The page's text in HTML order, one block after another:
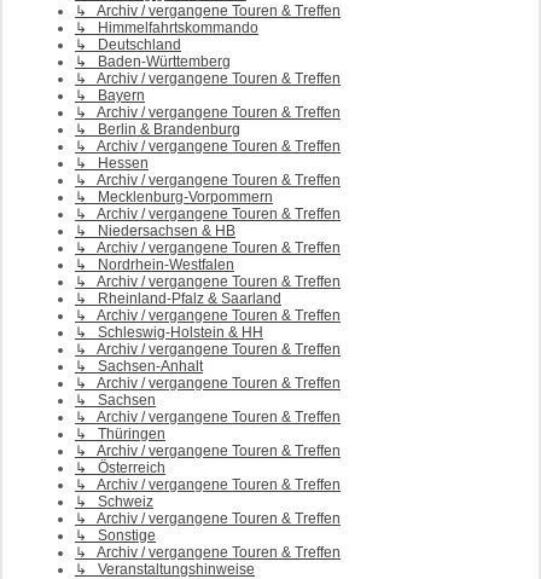
↳ Archiv / vergangene Touren & Treffen
↳ Himmelfahrtskommando
↳ Deutschland
↳ Baden-Württemberg
↳ Archiv / vergangene Touren & Treffen
↳ Bayern
↳ Archiv / vergangene Touren & Treffen
↳ Berlin & Brandenburg
↳ Archiv / vergangene Touren & Treffen
↳ Hessen
↳ Archiv / vergangene Touren & Treffen
↳ Mecklenburg-Vorpommern
↳ Archiv / vergangene Touren & Treffen
↳ Niedersachsen & HB
↳ Archiv / vergangene Touren & Treffen
↳ Nordrhein-Westfalen
↳ Archiv / vergangene Touren & Treffen
↳ Rheinland-Pfalz & Saarland
↳ Archiv / vergangene Touren & Treffen
↳ Schleswig-Holstein & HH
↳ Archiv / vergangene Touren & Treffen
↳ Sachsen-Anhalt
↳ Archiv / vergangene Touren & Treffen
↳ Sachsen
↳ Archiv / vergangene Touren & Treffen
↳ Thüringen
↳ Archiv / vergangene Touren & Treffen
↳ Österreich
↳ Archiv / vergangene Touren & Treffen
↳ Schweiz
↳ Archiv / vergangene Touren & Treffen
↳ Sonstige
↳ Archiv / vergangene Touren & Treffen
↳ Veranstaltungshinweise